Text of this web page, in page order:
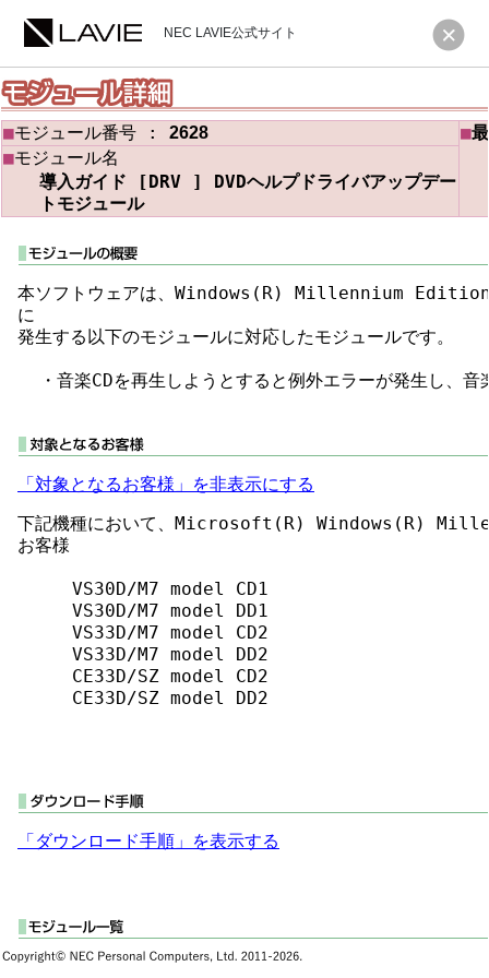
NEC LAVIE公式サイト